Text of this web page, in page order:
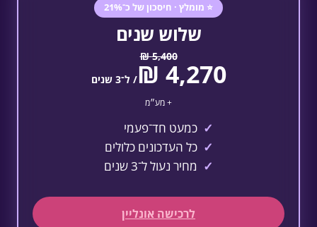
⭐ מומלץ · חיסכון של כ־21%
שלוש שנים
‏5,400 ₪
‏4,270 ₪ / ל־3 שנים
+ מע״מ
כמעט חד־פעמי
כל העדכונים כלולים
מחיר נעול ל־3 שנים
לרכישה אונליין